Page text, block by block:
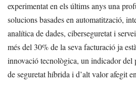
experimentat en els últims anys una
solucions basades en automatització,
analítica de dades, ciberseguretat i
més del 30% de la seva facturació ja
innovació tecnològica, un indicador del
de seguretat híbrida i d’alt valor afegit